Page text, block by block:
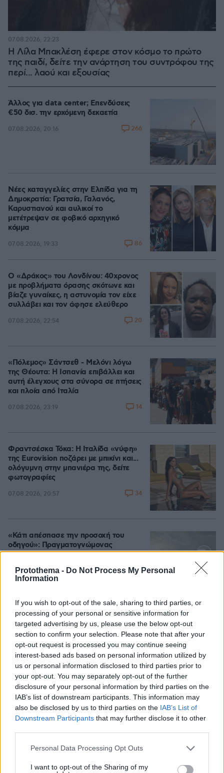
Protothema - Do Not Process My Personal
Information
If you wish to opt-out of the sale, sharing to third parties, or
processing of your personal or sensitive information for
targeted advertising by us, please use the below opt-out
section to confirm your selection. Please note that after your
opt-out request is processed you may continue seeing
interest-based ads based on personal information utilized by
us or personal information disclosed to third parties prior to
your opt-out. You may separately opt-out of the further
disclosure of your personal information by third parties on the
IAB’s list of downstream participants. This information may
also be disclosed by us to third parties on the IAB’s List of
Downstream Participants that may further disclose it to other
Please note that this website/app uses one or more Google
not limited to your visit or usage behaviour. You may click to
Personal Data Processing Opt Outs
I want to opt-out of the Sharing of my
Η Λίλα Μπακλέση έφερε στον κόσμο το πρώτο
της παιδί, δείτε την ανάρτηση του συντρόφου της
περί... λαού και εξουσίας
07.08.2026, 22:23
Άλλος για data center; Επενδύσεις
€50 δισ. την ερχόμενη δεκαετία
07.08.2026, 20:16 266
Νέες καταγγελίες στην Ελπίδα για τη
Δημοκρατία: Γρατσία, Γαλανός,
Καρυστιανού και αυλικοί το
μετέτρεψαν σε φοβικό αρχηγικό
κόμμα
07.08.2026, 19:33 86
Ο «Δράκος» του Λονδίνου: 40χρονος
με προβλήματα όρασης σκότωνε και
βίαζε γυναίκες, η αστυνομία τον είχε
συλλάβει και τον άφησε ελεύθερο
07.08.2026, 22:54 20
«Πόλεμος» Σάντσεθ - Μελόνι λόγω
της Θέουτα: Η Ισπανία επιβάλλει και
αυτή έλεγχους στα σύνορα σε πτήσεις
και πλοία από Ιταλία
07.08.2026, 23:19 14
Φραντσέσκα Τόκα: Η Ιταλίδα «νύφη»
της Eurovision ποζάρει με μπικίνι και...
ολόγυμνη στην μπανιέρα της, δείτε
φωτογραφίες
07.08.2026, 20:57 34
100.00%
«Κάτι απέσπασε την προσοχή του
οδηγού»: Πραγματογνώμονας
επιχειρεί να ρίξει φως στα αίτια του
07.08.2026, 18:54
Games
Cut The Rope Northern Heights Candy
ΔΕΙΤΕ ΟΛΑ ΤΑ GAMES